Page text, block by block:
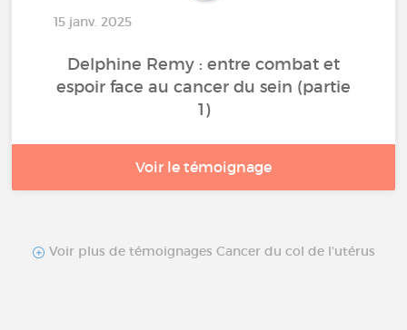
15 janv. 2025
Delphine Remy : entre combat et
espoir face au cancer du sein (partie
1)
Voir le témoignage
Voir plus de témoignages Cancer du col de l'utérus